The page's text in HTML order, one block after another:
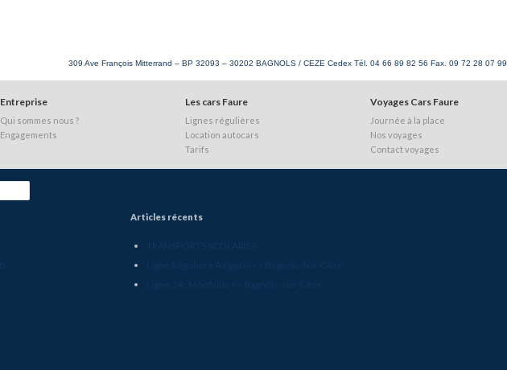
309 Ave François Mitterrand – BP 32093 – 30202 BAGNOLS / CEZE Cedex Tél. 04 66 89 82 56 Fax. 09 72 28 07 99
Entreprise
Qui sommes nous ?
Engagements
Les cars Faure
Lignes régulières
Location autocars
Tarifs
Voyages Cars Faure
Journée à la place
Nos voyages
Contact voyages
Articles récents